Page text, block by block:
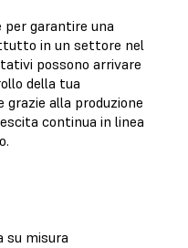
garantire una
in un settore nel
possono arrivare
della tua
alla produzione
continua in linea
su misura